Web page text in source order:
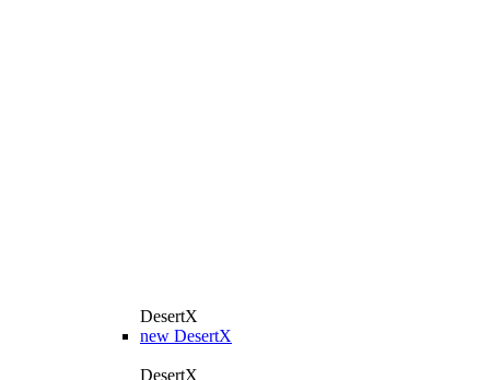
DesertX
new DesertX
DesertX